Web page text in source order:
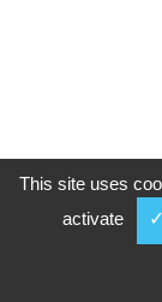
This site uses
activate